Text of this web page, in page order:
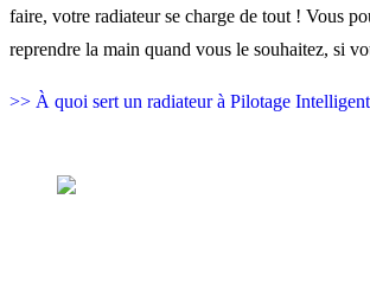
faire, votre radiateur se charge de tout ! Vous
reprendre la main quand vous le souhaitez, si
>> À quoi sert un radiateur à Pilotage